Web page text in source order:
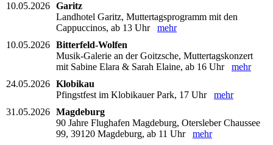
10.05.2026 Garitz
Landhotel Garitz, Muttertagsprogramm mit den
Cappuccinos, ab 13 Uhr mehr
10.05.2026 Bitterfeld-Wolfen
Musik-Galerie an der Goitzsche, Muttertagskonzert
mit Sabine Elara & Sarah Elaine, ab 16 Uhr mehr
24.05.2026 Klobikau
Pfingstfest im Klobikauer Park, 17 Uhr mehr
31.05.2026 Magdeburg
90 Jahre Flughafen Magdeburg, Otersleber Chaussee
99, 39120 Magdeburg, ab 11 Uhr mehr